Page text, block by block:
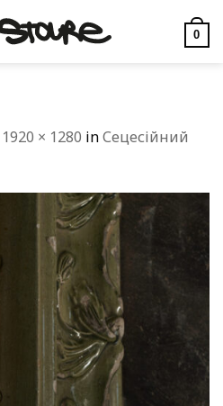
0
1920 × 1280 inСецесійний